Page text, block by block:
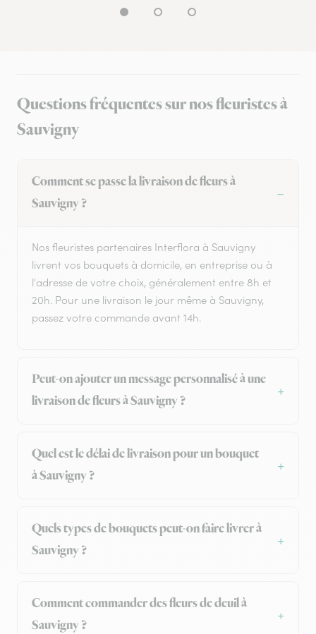
Questions fréquentes sur nos fleuristes à
Sauvigny
Comment se passe la livraison de fleurs à
Sauvigny ?
Nos fleuristes partenaires Interflora à Sauvigny
livrent vos bouquets à domicile, en entreprise ou à
l'adresse de votre choix, généralement entre 8h et
20h. Pour une livraison le jour même à Sauvigny,
passez votre commande avant 14h.
Peut-on ajouter un message personnalisé à une
livraison de fleurs à Sauvigny ?
Quel est le délai de livraison pour un bouquet
à Sauvigny ?
Quels types de bouquets peut-on faire livrer à
Sauvigny ?
Comment commander des fleurs de deuil à
Sauvigny ?